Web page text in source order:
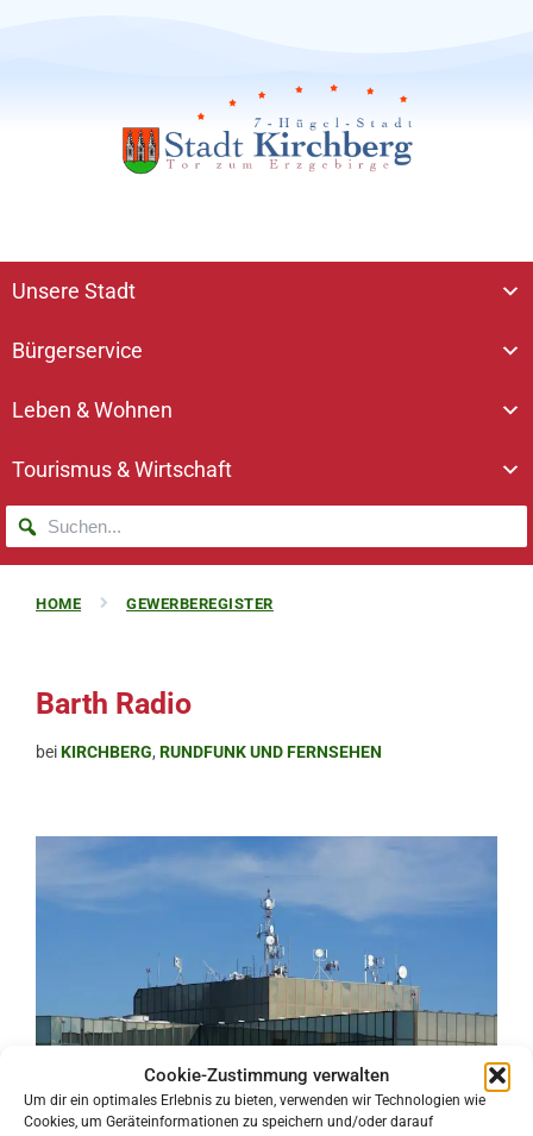
Cookie-Zustimmung verwalten
Um dir ein optimales Erlebnis zu bieten, verwenden wir Technologien wie
Cookies, um Geräteinformationen zu speichern und/oder darauf
Unsere Stadt
Bürgerservice
Leben & Wohnen
Tourismus & Wirtschaft
HOME GEWERBEREGISTER
Barth Radio
beiKIRCHBERG, RUNDFUNK UND FERNSEHEN